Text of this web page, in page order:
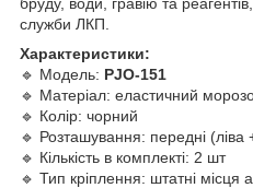
служби ЛКП.
Характеристики:
🔹 Модель: PJO-151
🔹 Матеріал: еластичний
🔹 Колір: чорний
🔹 Розташування: передні (ліва
🔹 Кількість в комплекті: 2 шт
🔹 Тип кріплення: штатні місця